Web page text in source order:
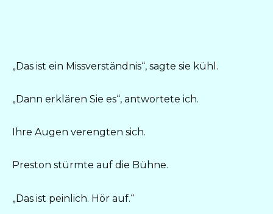
„Das ist ein Missverständnis“, sagte sie kühl.
„Dann erklären Sie es“, antwortete ich.
Ihre Augen verengten sich.
Preston stürmte auf die Bühne.
„Das ist peinlich. Hör auf.“